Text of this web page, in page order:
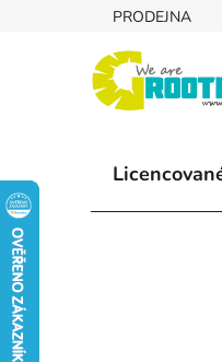
PRODEJNA